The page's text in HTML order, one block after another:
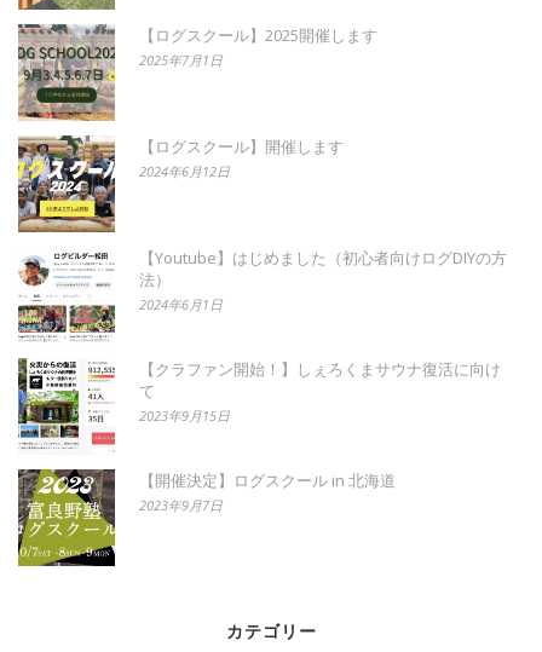
【ログスクール】2025開催します
2025年7月1日
【ログスクール】開催します
2024年6月12日
【Youtube】はじめました（初心者向けログDIYの方
法）
2024年6月1日
【クラファン開始！】しぇろくまサウナ復活に向け
て
2023年9月15日
【開催決定】ログスクール in 北海道
2023年9月7日
カテゴリー